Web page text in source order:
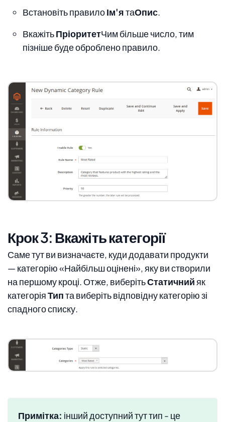
Встановіть правилоІм'ятаОпис.
ВкажітьПріоритетЧим більше число, тим
пізніше буде оброблено правило.
Крок 3: Вкажіть категорії
Саме тут ви визначаєте, куди додавати продукти
— категорію «Найбільш оцінені», яку ви створили
на першому кроці. Отже, виберітьСтатичний як
категоріяТипта виберіть відповідну категорію зі
спадного списку.
Примітка: інший доступний тут тип - це